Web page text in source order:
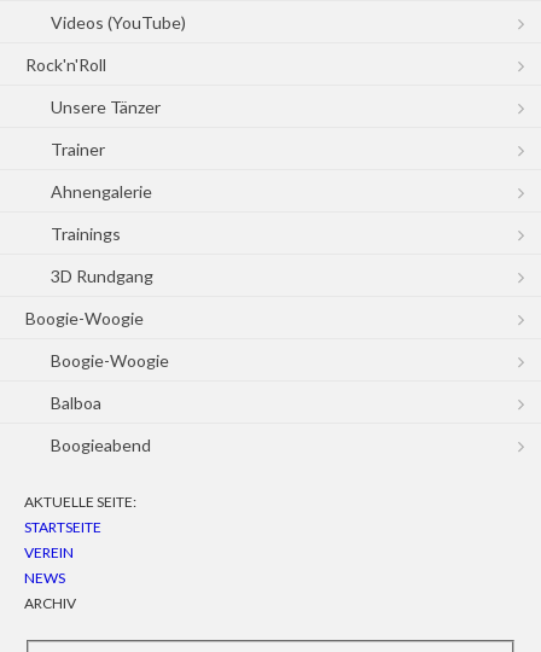
Videos (YouTube)
Rock'n'Roll
Unsere Tänzer
Trainer
Ahnengalerie
Trainings
3D Rundgang
Boogie-Woogie
Boogie-Woogie
Balboa
Boogieabend
AKTUELLE SEITE:
STARTSEITE
VEREIN
NEWS
ARCHIV